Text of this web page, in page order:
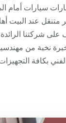
سيارات أمام
متنقل عند البيت
على شركتنا
نخبة من
بكافة